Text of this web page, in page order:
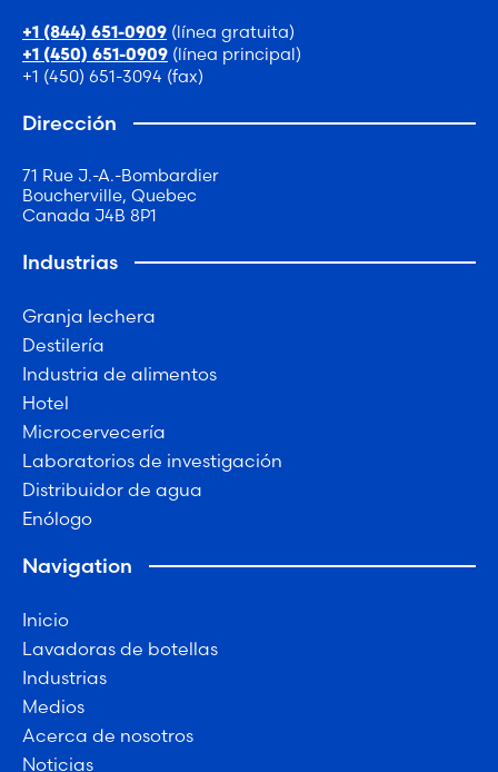
+1 (844) 651-0909 (línea gratuita)
+1 (450) 651-0909 (línea principal)
+1 (450) 651-3094 (fax)
Dirección
71 Rue J.-A.-Bombardier
Boucherville, Quebec
Canada J4B 8P1
Industrias
Granja lechera
Destilería
Industria de alimentos
Hotel
Microcervecería
Laboratorios de investigación
Distribuidor de agua
Enólogo
Navigation
Inicio
Lavadoras de botellas
Industrias
Medios
Acerca de nosotros
Noticias